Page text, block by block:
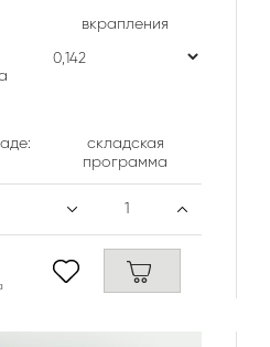
вкрапления
складская
программа